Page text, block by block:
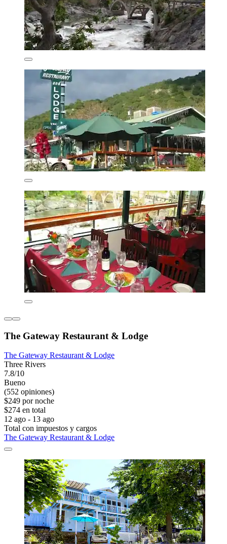
The Gateway Restaurant & Lodge
The Gateway Restaurant & Lodge
Three Rivers
7.8/10
Bueno
(552 opiniones)
$249 por noche
$274 en total
12 ago - 13 ago
Total con impuestos y cargos
The Gateway Restaurant & Lodge